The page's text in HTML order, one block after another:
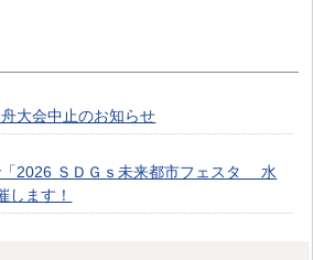
大会中止のお知らせ
「2026 ＳＤＧｓ未来都市フェスタ 水
します！